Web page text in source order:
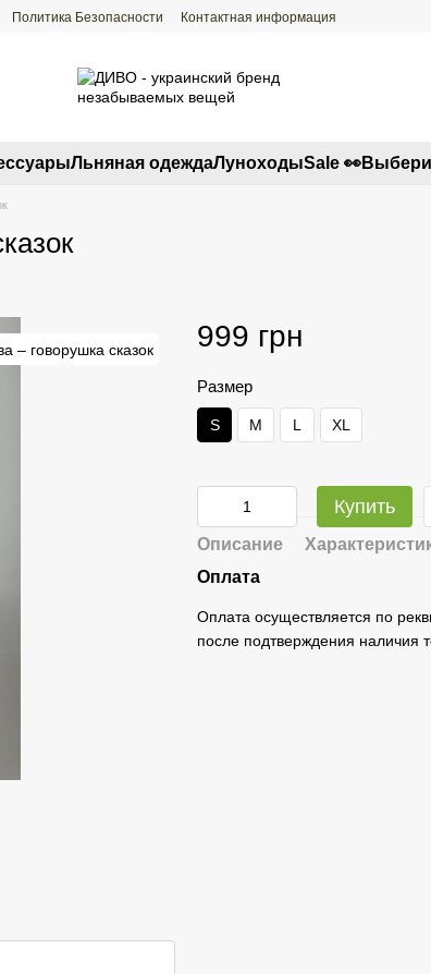
Политика Безопасности Контактная информация
Льняная одеждаЛуноходыSale 👀Выбери
999 грн
Размер
S M L XL
Купить
Описание
Оплата
Оплата осуществляется по
после подтверждения наличия